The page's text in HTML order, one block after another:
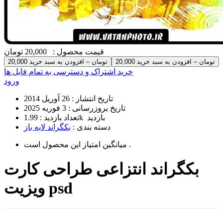
قیمت محصول : 20,000 تومان
20,000 تومان – افزودن به سبد خرید
خرید اشتراک و دسترسی به تمام فایل ها
ورود
تاریخ انتشار : 26 آوریل 2014
تاریخ بروزرسانی : 3 فوریه 2025
تعداد بازدید :
1.99k بازدید
دسته بندی : بکگراند لایه باز
میانگین امتیاز این محصول است .
بکگراند انتزاعی طراحی کارت
ویزیت psd